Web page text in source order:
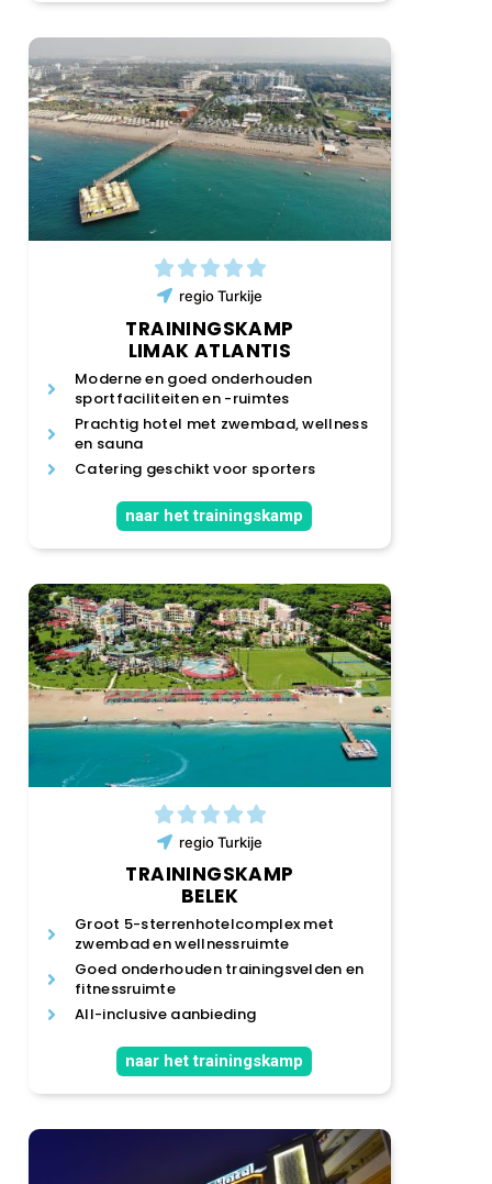
regioTurkije
TRAININGSKAMP
LIMAK ATLANTIS
Moderne en goed onderhouden
sportfaciliteiten en -ruimtes
Prachtig hotel met zwembad, wellness
en sauna
Catering geschikt voor sporters
naar het trainingskamp
regioTurkije
TRAININGSKAMP
BELEK
Groot 5-sterrenhotelcomplex met
zwembad en wellnessruimte
Goed onderhouden trainingsvelden en
fitnessruimte
All-inclusive aanbieding
naar het trainingskamp